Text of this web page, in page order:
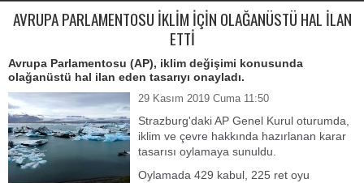
AVRUPA PARLAMENTOSU İKLİM İÇİN OLAĞANÜSTÜ HAL İLAN
ETTİ
Avrupa Parlamentosu (AP), iklim değişimi konusunda
olağanüstü hal ilan eden tasarıyı onayladı.
29 Kasım 2019 Cuma 11:50
Strazburg'daki AP Genel Kurul oturumda,
iklim ve çevre hakkında hazırlanan karar
tasarısı oylamaya sunuldu.
Oylamada 429 kabul, 225 ret oyu